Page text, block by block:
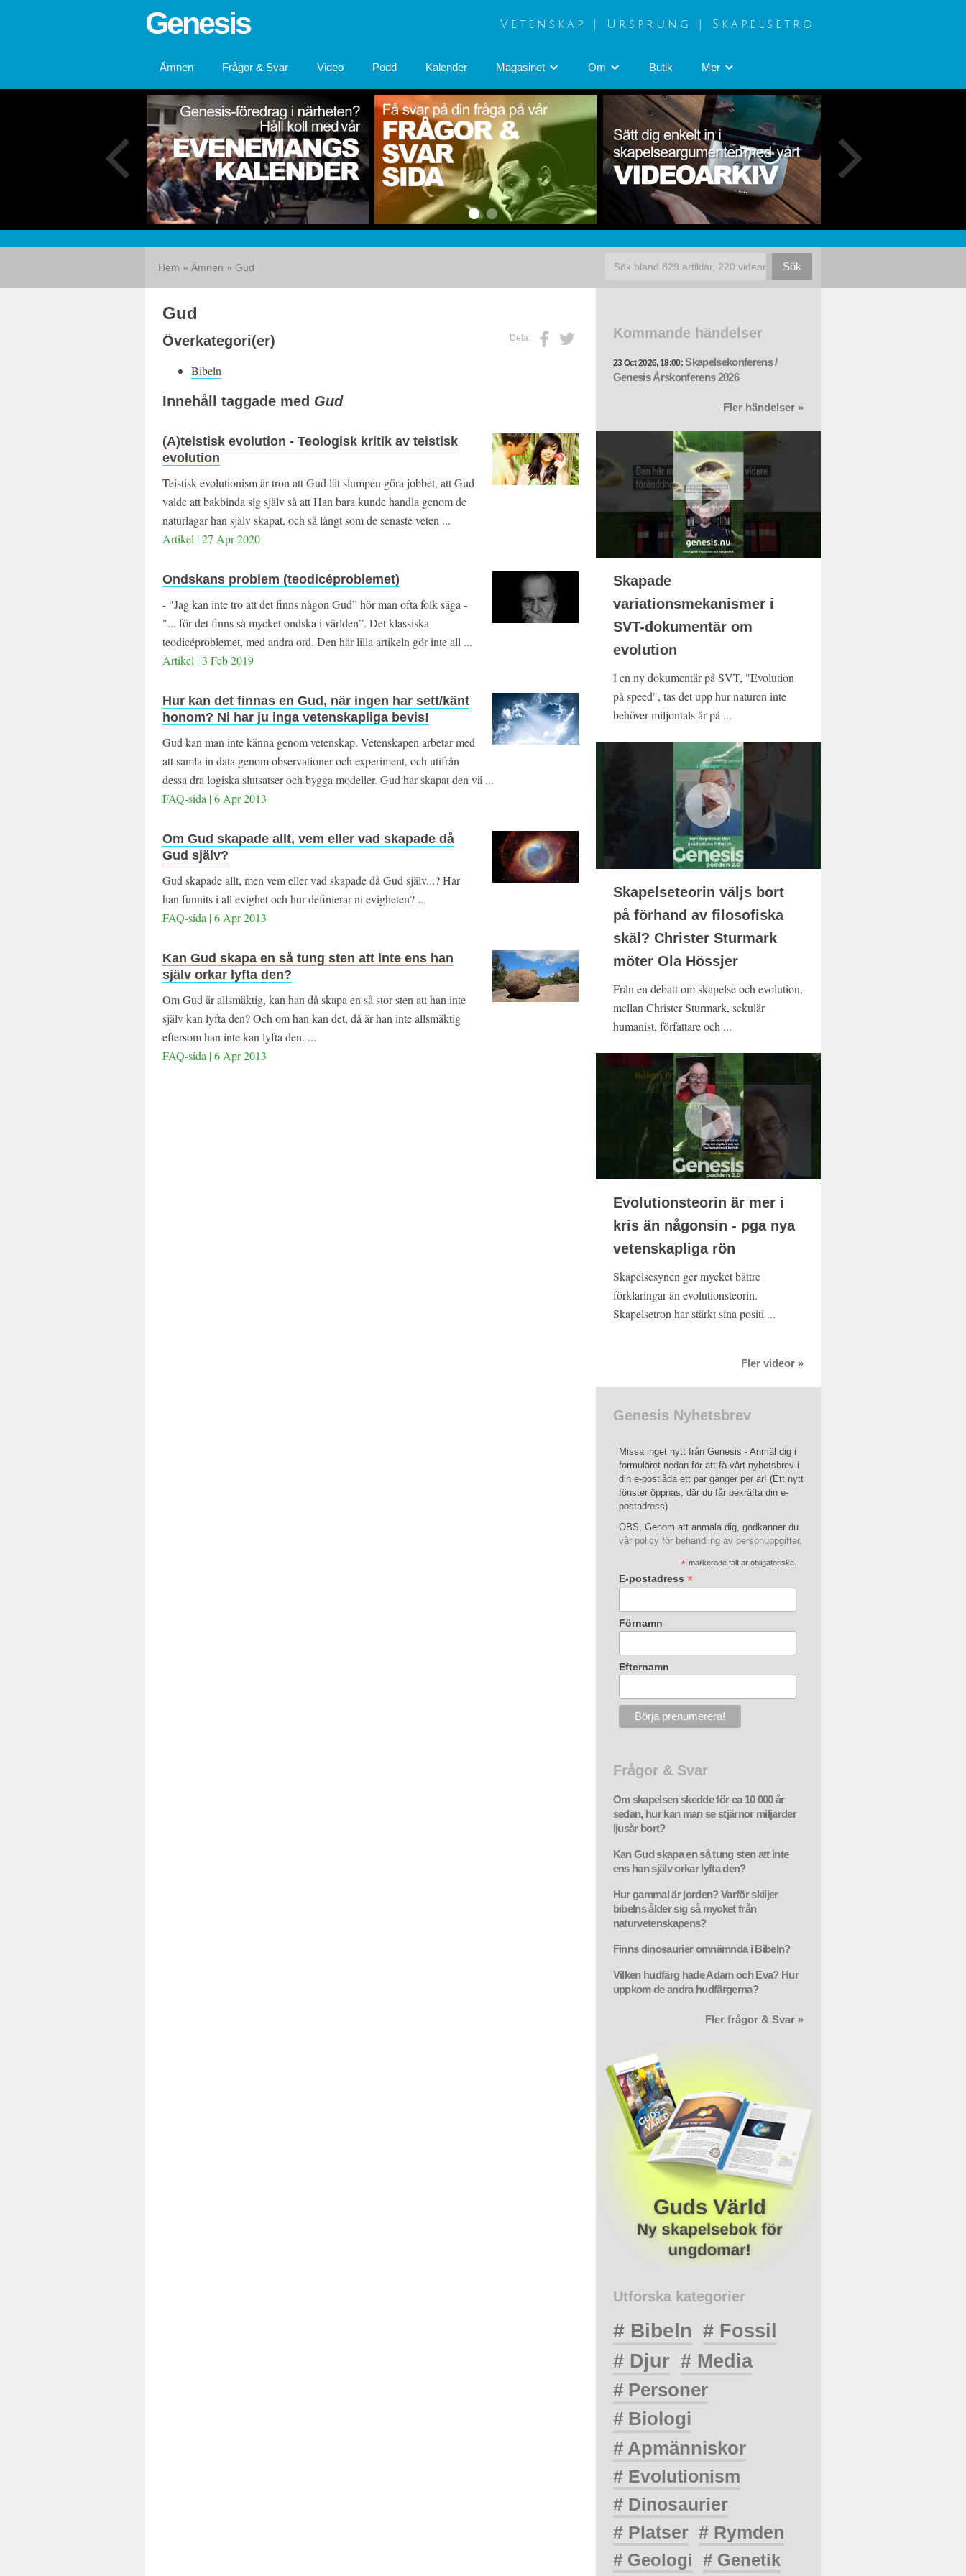
Genesis Vetenskap | Ursprung | Skapelsetro
Ämnen Frågor & Svar Video Podd Kalender Magasinet Om Butik Mer
Hem » Ämnen » Gud
Gud
Dela:
Överkategori(er)
Bibeln
Innehåll taggade med Gud
(A)teistisk evolution - Teologisk kritik av teistisk
evolution
Teistisk evolutionism är tron att Gud lät slumpen göra jobbet, att Gud
valde att bakbinda sig själv så att Han bara kunde handla genom de
naturlagar han själv skapat, och så långt som de senaste veten ...
Artikel | 27 Apr 2020
Ondskans problem (teodicéproblemet)
- "Jag kan inte tro att det finns någon Gud” hör man ofta folk säga -
"... för det finns så mycket ondska i världen”. Det klassiska
teodicéproblemet, med andra ord. Den här lilla artikeln gör inte all ...
Artikel | 3 Feb 2019
Hur kan det finnas en Gud, när ingen har sett/känt
honom? Ni har ju inga vetenskapliga bevis!
Gud kan man inte känna genom vetenskap. Vetenskapen arbetar med
att samla in data genom observationer och experiment, och utifrån
dessa dra logiska slutsatser och bygga modeller. Gud har skapat den vä ...
FAQ-sida | 6 Apr 2013
Om Gud skapade allt, vem eller vad skapade då
Gud själv?
Gud skapade allt, men vem eller vad skapade då Gud själv...? Har
han funnits i all evighet och hur definierar ni evigheten? ...
FAQ-sida | 6 Apr 2013
Kan Gud skapa en så tung sten att inte ens han
själv orkar lyfta den?
Om Gud är allsmäktig, kan han då skapa en så stor sten att han inte
själv kan lyfta den? Och om han kan det, då är han inte allsmäktig
eftersom han inte kan lyfta den. ...
FAQ-sida | 6 Apr 2013
Kommande händelser
23 Oct 2026, 18:00: Skapelsekonferens /
Genesis Årskonferens 2026
Fler händelser »
Skapade
variationsmekanismer i
SVT-dokumentär om
evolution
I en ny dokumentär på SVT, "Evolution
på speed", tas det upp hur naturen inte
behöver miljontals år på ...
Skapelseteorin väljs bort
på förhand av filosofiska
skäl? Christer Sturmark
möter Ola Hössjer
Från en debatt om skapelse och evolution,
mellan Christer Sturmark, sekulär
humanist, författare och ...
Evolutionsteorin är mer i
kris än någonsin - pga nya
vetenskapliga rön
Skapelsesynen ger mycket bättre
förklaringar än evolutionsteorin.
Skapelsetron har stärkt sina positi ...
Fler videor »
Genesis Nyhetsbrev
Missa inget nytt från Genesis - Anmäl dig i
formuläret nedan för att få vårt nyhetsbrev i
din e-postlåda ett par gänger per är! (Ett nytt
fönster öppnas, där du får bekräfta din e-
postadress)
OBS, Genom att anmäla dig, godkänner du
vår policy för behandling av personuppgifter.
*-markerade fält är obligatoriska.
E-postadress *
Förnamn
Efternamn
Frågor & Svar
Om skapelsen skedde för ca 10 000 år
sedan, hur kan man se stjärnor miljarder
ljusår bort?
Kan Gud skapa en så tung sten att inte
ens han själv orkar lyfta den?
Hur gammal är jorden? Varför skiljer
bibelns ålder sig så mycket från
naturvetenskapens?
Finns dinosaurier omnämnda i Bibeln?
Vilken hudfärg hade Adam och Eva? Hur
uppkom de andra hudfärgerna?
Fler frågor & Svar »
Utforska kategorier
# Bibeln # Fossil
# Djur # Media
# Personer
# Biologi
# Apmänniskor
# Evolutionism
# Dinosaurier
# Platser # Rymden
# Geologi # Genetik